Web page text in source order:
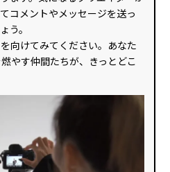
コメントやメッセージを送っ
う。
向けてみてください。あなた
やす仲間たちが、きっとどこ